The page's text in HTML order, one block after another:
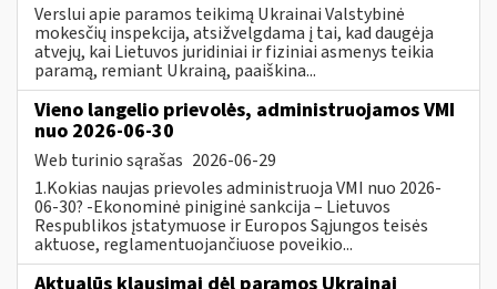
Verslui apie paramos teikimą Ukrainai Valstybinė
mokesčių inspekcija, atsižvelgdama į tai, kad daugėja
atvejų, kai Lietuvos juridiniai ir fiziniai asmenys teikia
paramą, remiant Ukrainą, paaiškina...
Vieno langelio prievolės, administruojamos VMI
nuo 2026-06-30
Web turinio sąrašas 2026-06-29
1.Kokias naujas prievoles administruoja VMI nuo 2026-
06-30? -Ekonominė piniginė sankcija – Lietuvos
Respublikos įstatymuose ir Europos Sąjungos teisės
aktuose, reglamentuojančiuose poveikio...
Aktualūs klausimai dėl paramos Ukrainai